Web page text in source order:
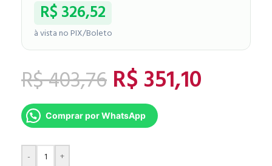
R$326,52
à vista no PIX/Boleto
R$403,76 R$351,10
Comprar por WhatsApp
- +